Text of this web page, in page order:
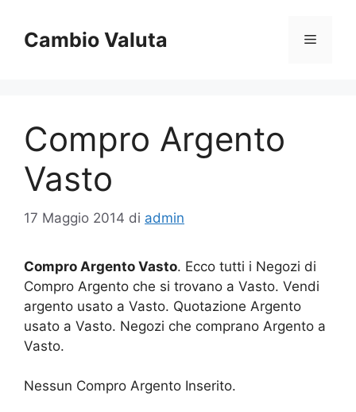
contenuto
Cambio Valuta Menu
Compro Argento
Vasto
17 Maggio 2014 di admin
Compro Argento Vasto. Ecco tutti i Negozi di
Compro Argento che si trovano a Vasto. Vendi
argento usato a Vasto. Quotazione Argento
usato a Vasto. Negozi che comprano Argento a
Vasto.
Nessun Compro Argento Inserito.